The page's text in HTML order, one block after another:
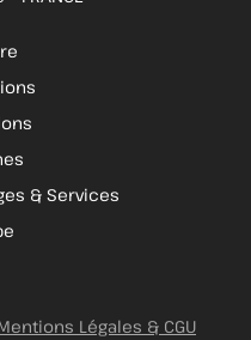
& Services
Légales & CGU